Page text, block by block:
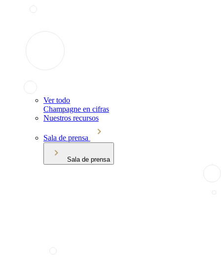
Ver todo
Champagne en cifras
Nuestros recursos
Sala de prensa
Sala de prensa